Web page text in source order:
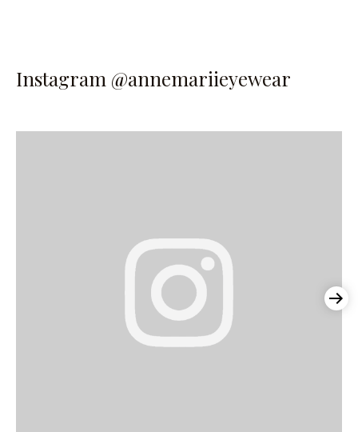
Instagram @annemariieyewear